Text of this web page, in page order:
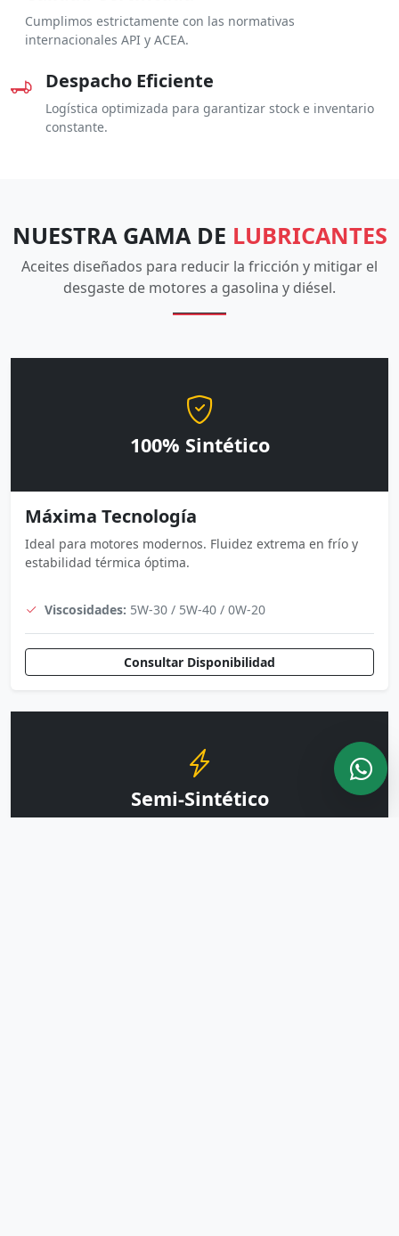
Cumplimos estrictamente con las normativas
internacionales API y ACEA.
Despacho Eficiente
Logística optimizada para garantizar stock e inventario
constante.
NUESTRA GAMA DE LUBRICANTES
Aceites diseñados para reducir la fricción y mitigar el
desgaste de motores a gasolina y diésel.
100% Sintético
Máxima Tecnología
Ideal para motores modernos. Fluidez extrema en frío y
estabilidad térmica óptima.
Viscosidades: 5W-30 / 5W-40 / 0W-20
Consultar Disponibilidad
Semi-Sintético